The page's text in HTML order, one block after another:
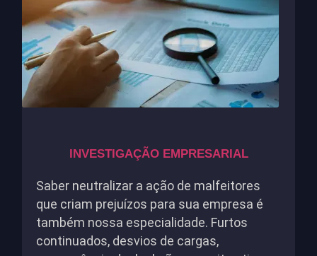
INVESTIGAÇÃO EMPRESARIAL
Saber neutralizar a ação de malfeitores
que criam prejuízos para sua empresa é
também nossa especialidade. Furtos
continuados, desvios de cargas,